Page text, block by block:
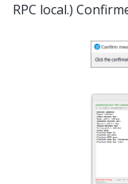
RPC local.)